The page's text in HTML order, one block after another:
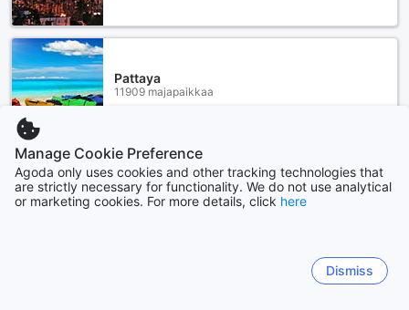
Pattaya
11909 majapaikkaa
Näytä lisää
Katso kaikki
Manage Cookie Preference
Agoda only uses cookies and other tracking technologies that
are strictly necessary for functionality. We do not use analytical
or marketing cookies. For more details, click here
Dismiss